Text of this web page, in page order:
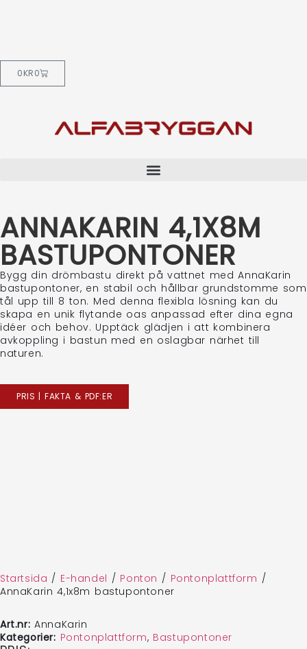
0KR0
ANNAKARIN 4,1X8M
BASTUPONTONER
Bygg din drömbastu direkt på vattnet med AnnaKarin
bastupontoner, en stabil och hållbar grundstomme som
tål upp till 8 ton. Med denna flexibla lösning kan du
skapa en unik flytande oas anpassad efter dina egna
idéer och behov. Upptäck glädjen i att kombinera
avkoppling i bastun med en oslagbar närhet till
naturen.
PRIS | FAKTA & PDF:ER
Startsida / E-handel / Ponton / Pontonplattform /
AnnaKarin 4,1x8m bastupontoner
Art.nr:AnnaKarin
Kategorier: Pontonplattform, Bastupontoner